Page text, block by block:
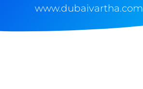
www.dubaivartha.com